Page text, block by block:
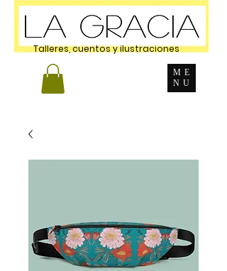
ME
NU
Talleres, cuentos y ilustraciones